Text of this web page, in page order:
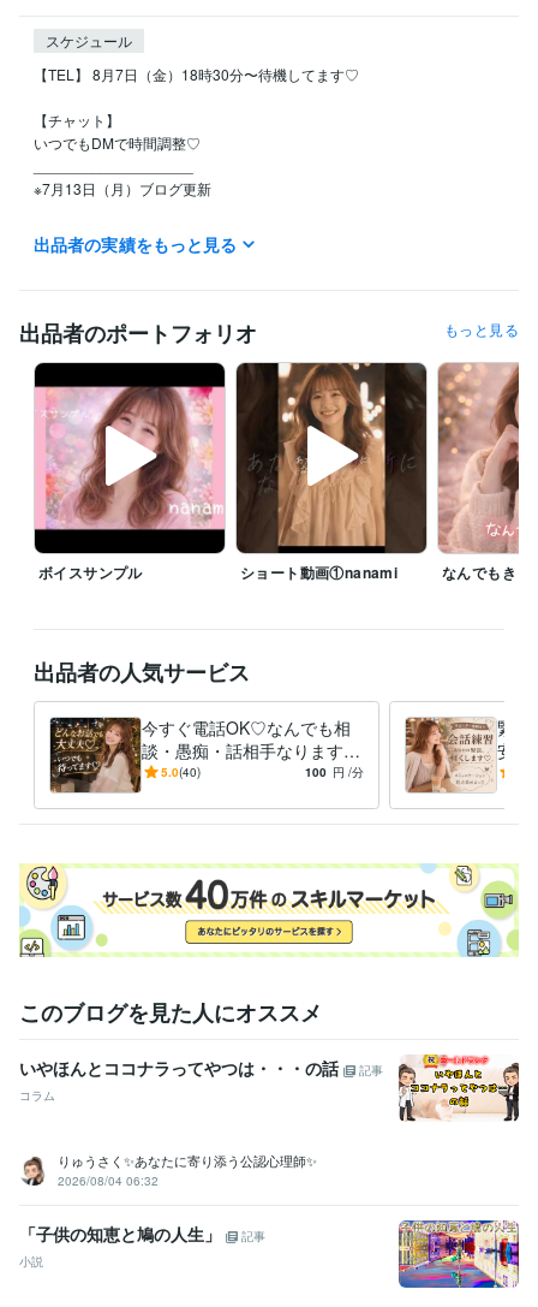
スケジュール
【TEL】 8月7日（金）18時30分〜待機してます♡
【チャット】
いつでもDMで時間調整♡
※7月13日（月）ブログ更新
どの記事もnanamiの思考がよくわかります。こんなふうに考えてる人な
んだなって
いいね♡フォロー♡すごく喜びます
基本は18時〜ゆるっと待機してます
1日待機してる日も⭐︎
（深夜帯は調整しましょ♡）
【今すぐ相談OK】のときは、基本すぐお電話でれます♡
時間の希望がある場合は、気軽にDMください✨
【離席中】や【深夜帯】のときはDMで調整⭐︎遠慮なく送ってくださいね
(*´꒳`*)
声や雰囲気はポートフォリオにボイスサンプル載せてます
※ココナラ規約でNGなお話はお受けできません
いつでも寄り添いたいので、なるべく合わせます
お話できるの、楽しみにしてます♡
経験職種
ライフスタイル・その他 / 美容師・ネイリスト・美容家
経験年数 : 8
得意分野
悩み相談・カウンセリング ・恋愛相談
・ただ誰かと話したいと
き ・癒し・甘えたい人へ
出品者の実績をもっと見る
出品者のポートフォリオ もっと見る
ボイスサンプル ショート動画①nanami なんでもき
出品者の人気サービス
今すぐ電話OK♡なんでも相
談・愚痴・話相手なります
・恋愛相談・電話相談・不
5.0(40) 100 円 /分
緊張
安心
その
このブログを見た人にオススメ
いやほんとココナラってやつは・・・の話
記事
コラム
りゅうさく✨あなたに寄り添う公認心理師✨
2026/08/04 06:32
「子供の知恵と鳩の人生」
記事
小説